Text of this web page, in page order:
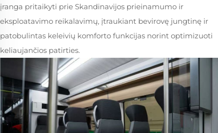
įranga pritaikyti prie Skandinavijos prieinamumo ir
eksploatavimo reikalavimų, įtraukiant bevirovę jungtinę ir
patobulintas keleivių komforto funkcijas norint optimizuoti
keliaujančios patirties.